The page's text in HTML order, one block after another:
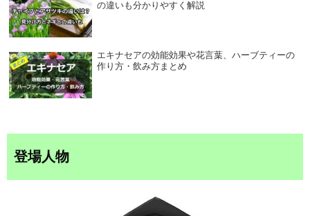
の違いも分かりやすく解説
エキナセアの効能効果や花言葉、ハーブティーの
作り方・飲み方まとめ
登場人物